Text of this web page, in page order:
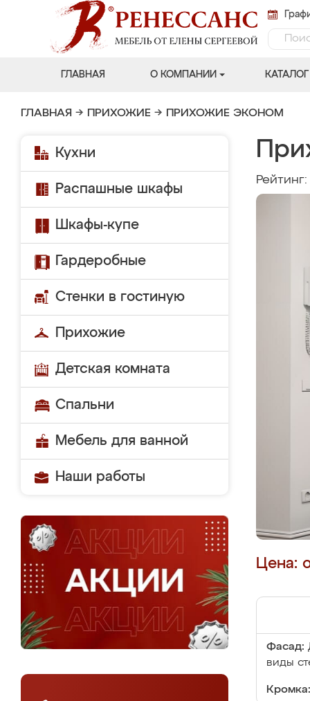
ГЛАВНАЯ О КОМПАНИИ КАТАЛОГ
ГЛАВНАЯ → ПРИХОЖИЕ → ПРИХОЖИЕ ЭКОНОМ
Кухни
Распашные шкафы
Шкафы-купе
Гардеробные
Стенки в гостиную
Прихожие
Детская комната
Спальни
Мебель для ванной
Наши работы
Рейтинг:
Цена:
Фасад:
виды
Кромка: